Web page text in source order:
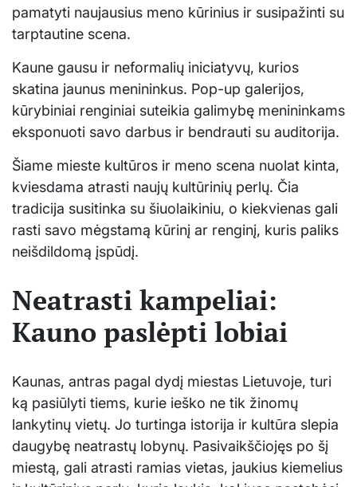
pamatyti naujausius meno kūrinius ir susipažinti su
tarptautine scena.
Kaune gausu ir neformalių iniciatyvų, kurios
skatina jaunus menininkus. Pop-up galerijos,
kūrybiniai renginiai suteikia galimybę menininkams
eksponuoti savo darbus ir bendrauti su auditorija.
Šiame mieste kultūros ir meno scena nuolat kinta,
kviesdama atrasti naujų kultūrinių perlų. Čia
tradicija susitinka su šiuolaikiniu, o kiekvienas gali
rasti savo mėgstamą kūrinį ar renginį, kuris paliks
neišdildomą įspūdį.
Neatrasti kampeliai:
Kauno paslėpti lobiai
Kaunas, antras pagal dydį miestas Lietuvoje, turi
ką pasiūlyti tiems, kurie ieško ne tik žinomų
lankytinų vietų. Jo turtinga istorija ir kultūra slepia
daugybę neatrastų lobynų. Pasivaikščiojęs po šį
miestą, gali atrasti ramias vietas, jaukius kiemelius